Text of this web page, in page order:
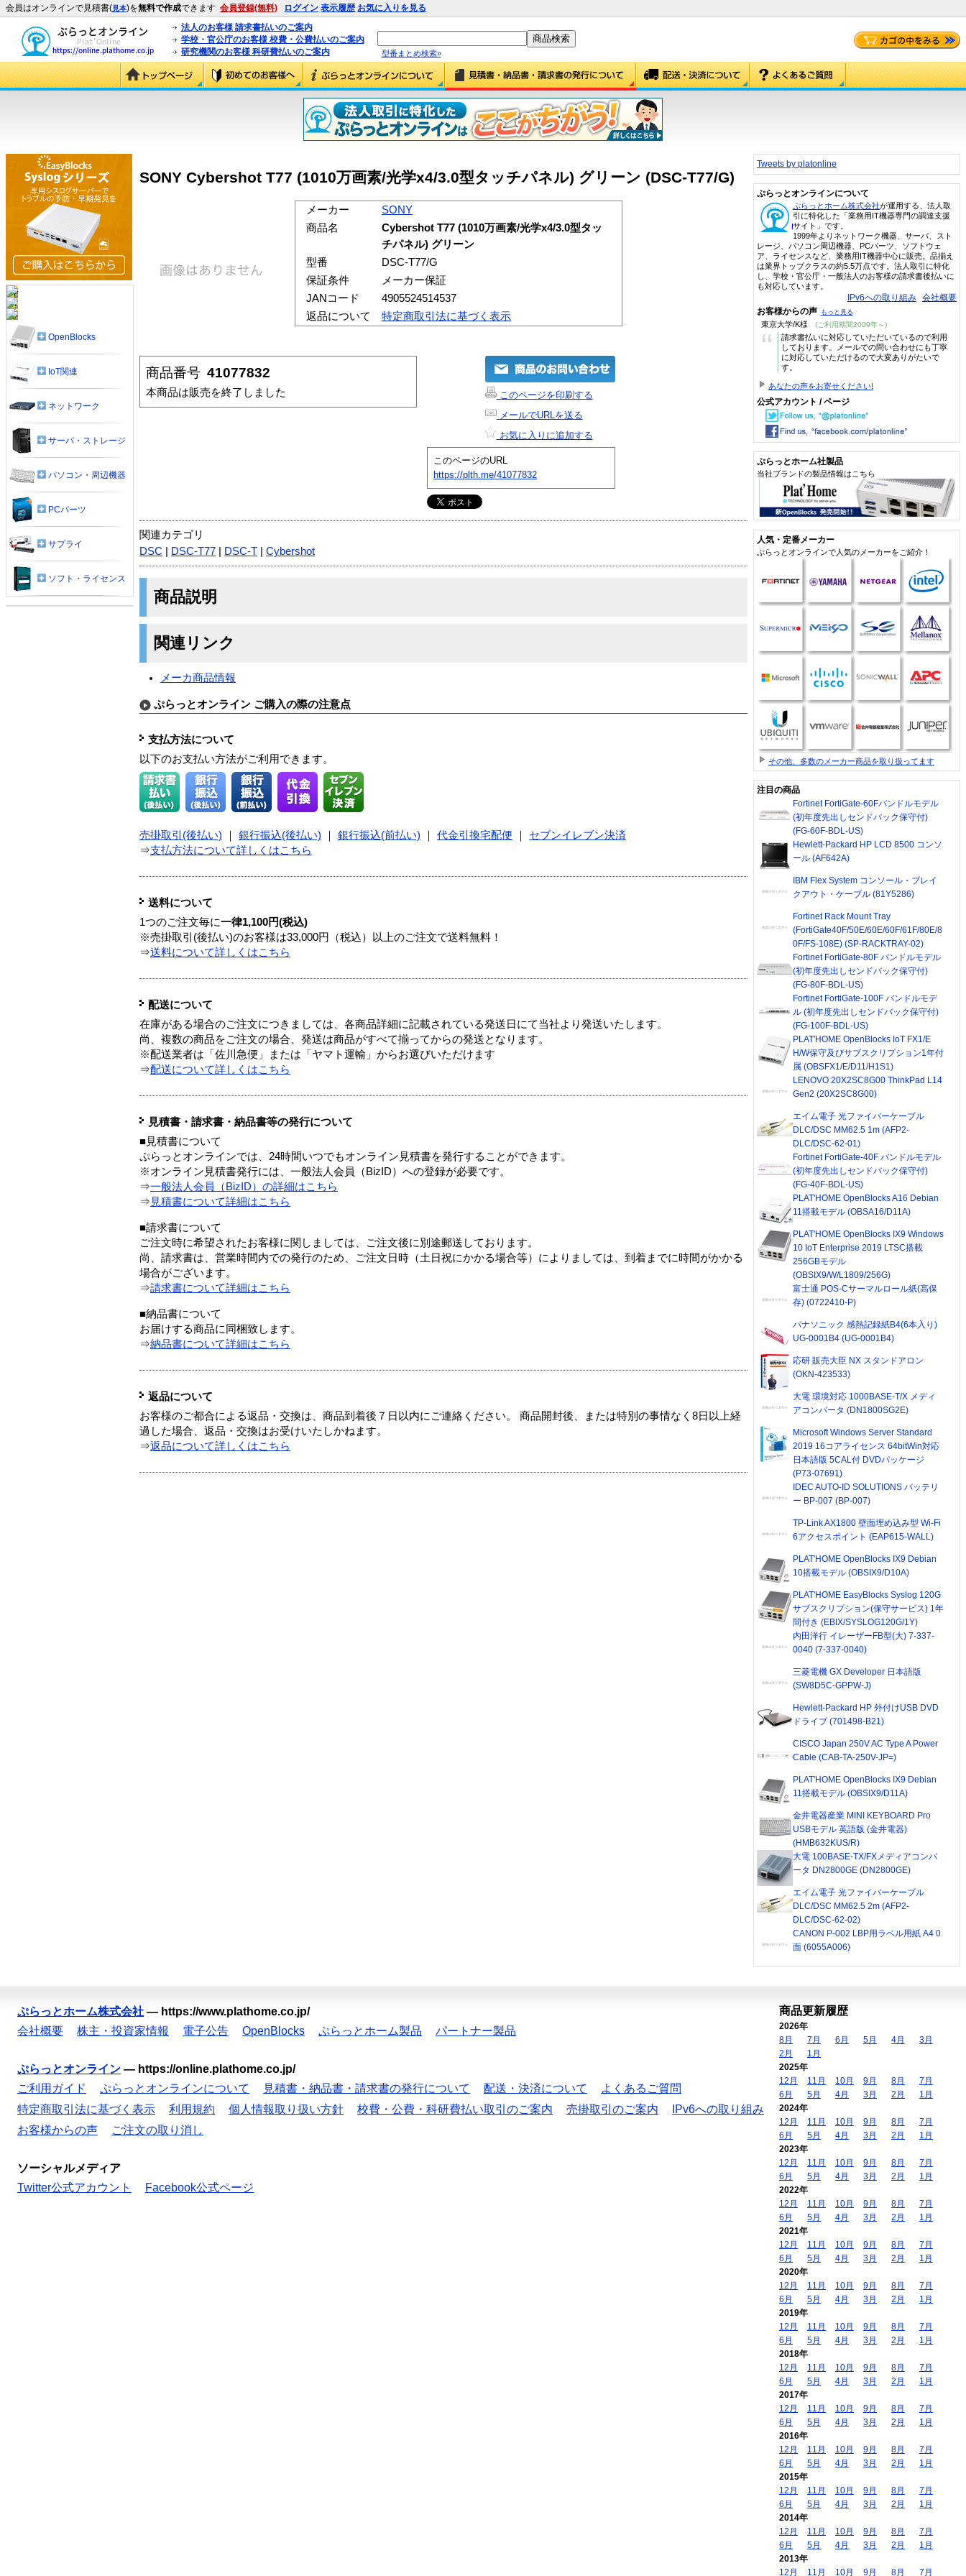
会員はオンラインで見積書(見本)を無料で作成できます 会員登録(無料) ログイン 表示履歴 お気に入りを見る
法人のお客様 請求書払いのご案内
学校・官公庁のお客様 校費・公費払いのご案内
研究機関のお客様 科研費払いのご案内
型番まとめ検索»
SONY Cybershot T77 (1010万画素/光学x4/3.0型タッチパネル) グリーン (DSC-T77/G)
メーカー
SONY
商品名
Cybershot T77 (1010万画素/光学x4/3.0型タッ
チパネル) グリーン
型番
DSC-T77/G
保証条件
メーカー保証
JANコード
4905524514537
返品について
特定商取引法に基づく表示
商品番号 41077832
本商品は販売を終了しました
このページを印刷する
メールでURLを送る
お気に入りに追加する
このページのURL
https://plth.me/41077832
関連カテゴリ
DSC
DSC-T77 DSC-T Cybershot
商品説明
関連リンク
メーカ商品情報
ぷらっとオンライン ご購入の際の注意点
支払方法について
以下のお支払い方法がご利用できます。
売掛取引(後払い) 銀行振込(後払い) 銀行振込(前払い) 代金引換宅配便
セブンイレブン決済
⇒支払方法について詳しくはこちら
送料について
1つのご注文毎に一律1,100円(税込)
※売掛取引(後払い)のお客様は33,000円（税込）以上のご注文で送料無料！
⇒送料について詳しくはこちら
配送について
在庫がある場合のご注文につきましては、各商品詳細に記載されている発送日にて当社より発送いたします。
尚、複数の商品をご注文の場合、発送は商品がすべて揃ってからの発送となります。
※配送業者は「佐川急便」または「ヤマト運輸」からお選びいただけます
⇒配送について詳しくはこちら
見積書・請求書・納品書等の発行について
■見積書について
ぷらっとオンラインでは、24時間いつでもオンライン見積書を発行することができます。
※オンライン見積書発行には、一般法人会員（BizID）への登録が必要です。
⇒一般法人会員（BizID）の詳細はこちら
⇒ 見積書について詳細はこちら
■請求書について
ご注文時に希望されたお客様に関しましては、ご注文後に別途郵送しております。
尚、請求書は、営業時間内での発行のため、ご注文日時（土日祝にかかる場合等）によりましては、到着までに時間がかかる
場合がございます。
⇒請求書について詳細はこちら
■納品書について
お届けする商品に同梱致します。
⇒納品書について詳細はこちら
返品について
お客様のご都合による返品・交換は、商品到着後７日以内にご連絡ください。 商品開封後、または特別の事情なく8日以上経
過した場合、返品・交換はお受けいたしかねます。
⇒返品について詳しくはこちら
OpenBlocks
IoT関連
ネットワーク
サーバ・ストレージ
パソコン・周辺機器
PCパーツ
サプライ
ソフト・ライセンス
Tweets by platonline
ぷらっとオンラインについて
ぷらっとホーム株式会社が運用する、法人取
引に特化した「業務用IT機器専門の調達支援
サイト」です。
1999年よりネットワーク機器、サーバ、スト
レージ、パソコン周辺機器、PCパーツ、ソフトウェ
ア、ライセンスなど、業務用IT機器中心に販売。品揃え
は業界トップクラスの約5.5万点です。法人取引に特化
し、学校・官公庁・一般法人のお客様の請求書後払いに
も対応しています。
IPv6への取り組み 会社概要
お客様からの声 もっと見る
東京大学/K様 (ご利用期間2009年～)
“
請求書払いに対応していただいているので利用
しております。メールでの問い合わせにも丁寧
に対応していただけるので大変ありがたいで
す。
あなたの声をお寄せください!
公式アカウント / ページ
ぷらっとホーム社製品
当社ブランドの製品情報はこちら
人気・定番メーカー
ぷらっとオンラインで人気のメーカーをご紹介！
その他、多数のメーカー商品を取り扱ってます
注目の商品
Fortinet FortiGate-60Fバンドルモデル
(初年度先出しセンドバック保守付)
(FG-60F-BDL-US)
Hewlett-Packard HP LCD 8500 コンソ
ール (AF642A)
IBM Flex System コンソール・ブレイ
クアウト・ケーブル (81Y5286)
Fortinet Rack Mount Tray
(FortiGate40F/50E/60E/60F/61F/80E/8
0F/FS-108E) (SP-RACKTRAY-02)
Fortinet FortiGate-80F バンドルモデル
(初年度先出しセンドバック保守付)
(FG-80F-BDL-US)
Fortinet FortiGate-100F バンドルモデ
ル (初年度先出しセンドバック保守付)
(FG-100F-BDL-US)
PLAT'HOME OpenBlocks IoT FX1/E
H/W保守及びサブスクリプション1年付
属 (OBSFX1/E/D11/H1S1)
LENOVO 20X2SC8G00 ThinkPad L14
Gen2 (20X2SC8G00)
エイム電子 光ファイバーケーブル
DLC/DSC MM62.5 1m (AFP2-
DLC/DSC-62-01)
Fortinet FortiGate-40F バンドルモデル
(初年度先出しセンドバック保守付)
(FG-40F-BDL-US)
PLAT'HOME OpenBlocks A16 Debian
11搭載モデル (OBSA16/D11A)
PLAT'HOME OpenBlocks IX9 Windows
10 IoT Enterprise 2019 LTSC搭載
256GBモデル
(OBSIX9/W/L1809/256G)
富士通 POS-Cサーマルロール紙(高保
存) (0722410-P)
パナソニック 感熱記録紙B4(6本入り)
UG-0001B4 (UG-0001B4)
応研 販売大臣 NX スタンドアロン
(OKN-423533)
大電 環境対応 1000BASE-T/X メディ
アコンバータ (DN1800SG2E)
Microsoft Windows Server Standard
2019 16コアライセンス 64bitWin対応
日本語版 5CAL付 DVDパッケージ
(P73-07691)
IDEC AUTO-ID SOLUTIONS バッテリ
ー BP-007 (BP-007)
TP-Link AX1800 壁面埋め込み型 Wi-Fi
6アクセスポイント (EAP615-WALL)
PLAT'HOME OpenBlocks IX9 Debian
10搭載モデル (OBSIX9/D10A)
PLAT'HOME EasyBlocks Syslog 120G
サブスクリプション(保守サービス) 1年
間付き (EBIX/SYSLOG120G/1Y)
内田洋行 イレーザーFB型(大) 7-337-
0040 (7-337-0040)
三菱電機 GX Developer 日本語版
(SW8D5C-GPPW-J)
Hewlett-Packard HP 外付けUSB DVD
ドライブ (701498-B21)
CISCO Japan 250V AC Type A Power
Cable (CAB-TA-250V-JP=)
PLAT'HOME OpenBlocks IX9 Debian
11搭載モデル (OBSIX9/D11A)
金井電器産業 MINI KEYBOARD Pro
USBモデル 英語版 (金井電器)
(HMB632KUS/R)
大電 100BASE-TX/FXメディアコンバ
ータ DN2800GE (DN2800GE)
エイム電子 光ファイバーケーブル
DLC/DSC MM62.5 2m (AFP2-
DLC/DSC-62-02)
CANON P-002 LBP用ラベル用紙 A4 0
面 (6055A006)
ぷらっとホーム株式会社 — https://www.plathome.co.jp/
会社概要
株主・投資家情報 電子公告 OpenBlocks ぷらっとホーム製品 パートナー製品
ぷらっとオンライン — https://online.plathome.co.jp/
ご利用ガイド
ぷらっとオンラインについて 見積書・納品書・請求書の発行について 配送・決済について
よくあるご質問
特定商取引法に基づく表示
利用規約 個人情報取り扱い方針 校費・公費・科研費払い取引のご案内 売掛取引のご案内
IPv6への取り組み
お客様からの声
ご注文の取り消し
ソーシャルメディア
Twitter公式アカウント
Facebook公式ページ
商品更新履歴
2026年
8月
7月 6月 5月 4月
3月
2月
1月
2025年
12月
11月 10月 9月 8月
7月
6月
5月 4月 3月 2月
1月
2024年
12月
11月 10月 9月 8月
7月
6月
5月 4月 3月 2月
1月
2023年
12月
11月 10月 9月 8月
7月
6月
5月 4月 3月 2月
1月
2022年
12月
11月 10月 9月 8月
7月
6月
5月 4月 3月 2月
1月
2021年
12月
11月 10月 9月 8月
7月
6月
5月 4月 3月 2月
1月
2020年
12月
11月 10月 9月 8月
7月
6月
5月 4月 3月 2月
1月
2019年
12月
11月 10月 9月 8月
7月
6月
5月 4月 3月 2月
1月
2018年
12月
11月 10月 9月 8月
7月
6月
5月 4月 3月 2月
1月
2017年
12月
11月 10月 9月 8月
7月
6月
5月 4月 3月 2月
1月
2016年
12月
11月 10月 9月 8月
7月
6月
5月 4月 3月 2月
1月
2015年
12月
11月 10月 9月 8月
7月
6月
5月 4月 3月 2月
1月
2014年
12月
11月 10月 9月 8月
7月
6月
5月 4月 3月 2月
1月
2013年
12月
11月 10月 9月 8月 7月